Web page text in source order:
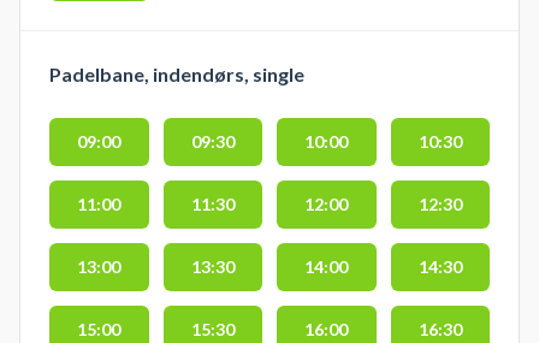
Padelbane, indendørs, single
09:00 09:30 10:00 10:30
11:00 11:30 12:00 12:30
13:00 13:30 14:00 14:30
15:00 15:30 16:00 16:30